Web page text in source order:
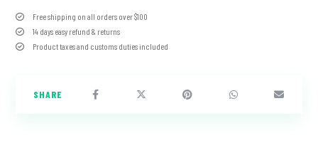
Free shipping on all orders over $100
14 days easy refund & returns
Product taxes and customs duties included